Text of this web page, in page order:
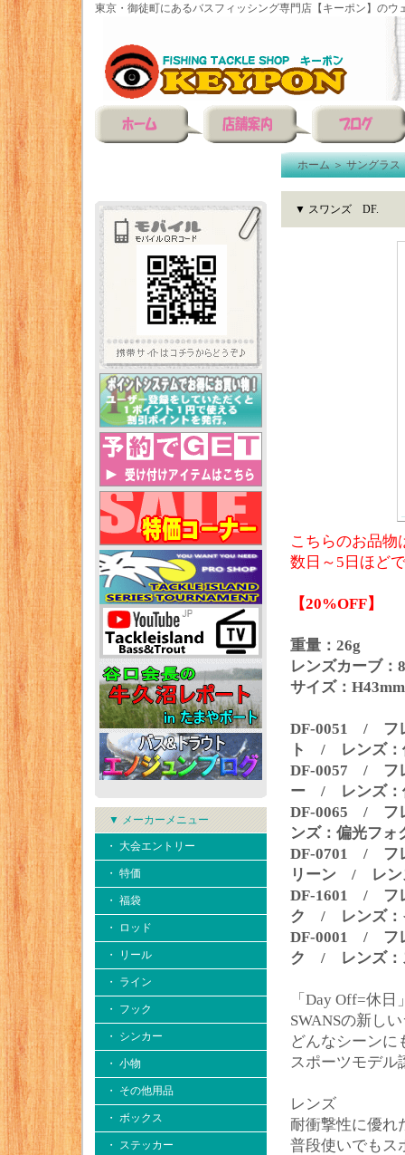
東京・御徒町にあるバスフィッシング専門店【キーポン】のウ
▼ メーカーメニュー
・ 大会エントリー
・ 特価
・ 福袋
・ ロッド
・ リール
・ ライン
・ フック
・ シンカー
・ 小物
・ その他用品
・ ボックス
・ ステッカー
ホーム＞サングラス
▼ スワンズ DF.
こちらのお品物
数日～5日ほど
【20%OFF】
重量：26g
レンズカーブ：
サイズ：
DF-0051 / フ
ト / レンズ：
DF-0057 / フ
ー / レンズ：
DF-0065 / フ
ンズ：偏光フォ
DF-0701 / フ
リーン / レン
DF-1601 / フ
ク / レンズ：
DF-0001 / フ
ク / レンズ：
「Day Off=休
SWANSの新し
どんなシーンに
スポーツモデル
レンズ
耐衝撃性に優れ
普段使いでもス